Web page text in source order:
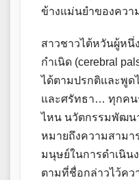
ข้างแม่นยำของควา
สาวชาวไต้หวันผู้หนึ่
กำเนิด (cerebral
ได้ตามปรกติและพูด
และศรัทธา… ทุกค
ไหน นวัตกรรมพัฒน
หมายถึงความสามา
มนุษย์ในการดำเนิ
ตามที่ชื่อกล่าวไว้คว